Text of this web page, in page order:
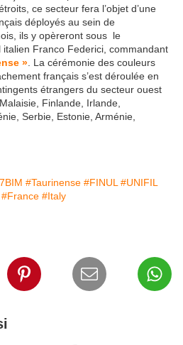
ce secteur fera l’objet d’une
déployés au sein de
ils y opèreront sous le
Franco Federici, commandant
» . La cérémonie des couleurs
français s’est déroulée en
étrangers du secteur ouest
Finlande, Irlande,
Serbie, Estonie, Arménie,
#Taurinense #FINUL #UNIFIL
#France #Italy